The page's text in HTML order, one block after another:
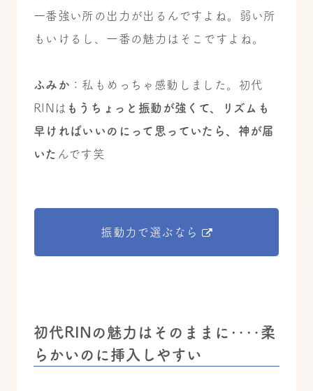
一番強い所の出力が出るんですよね。弱い所
もいけるし、一番の魅力はそこですよね。
ふみか ：私もめっちゃ感動しました。初代
RINは もうちょっと振動が強くて、リズムも
早ければいいのにって思っていたら、神が届
いた んです笑
振動力で選ぶなら
初代RINの魅力はそのままに‥‥柔
らかいのに挿入しやすい